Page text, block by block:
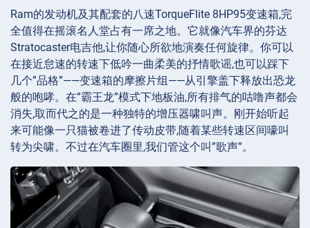
Ram的发动机及其配套的八速TorqueFlite 8HP95变速箱,完
全值得在摇滚名人堂占有一席之地。它就像汽车界的芬达
Stratocaster电吉他,让你随心所欲地演奏任何旋律。你可以
在接近怠速的转速下低吟一曲柔美的抒情歌谣,也可以踩下
几个”品格”——变速箱的摩擦片组——从引擎盖下释放出恐龙
般的咆哮。在”霸王龙”模式下地板油,所有排气的咕噜声都会
消失,取而代之的是一种独特的增压器啸叫声。刚开始听起
来可能像一只猫被卷进了传动皮带,随着某些转速区间嚎叫
转为尖啸。不过在汽车圈里,我们管这个叫”歌声”。